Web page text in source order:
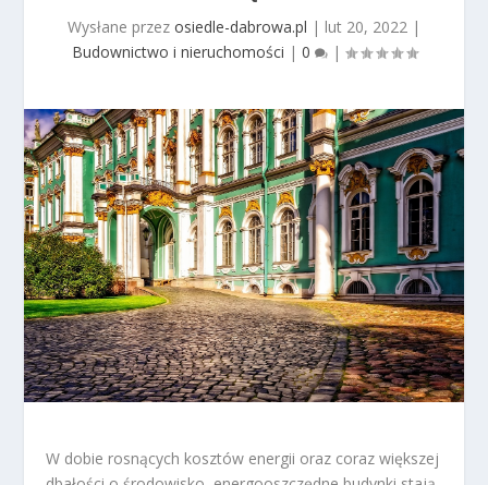
Wysłane przez osiedle-dabrowa.pl | lut 20, 2022 |
Budownictwo i nieruchomości | 0 |
W dobie rosnących kosztów energii oraz coraz większej